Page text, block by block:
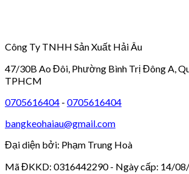
Công Ty TNHH Sản Xuất Hải Âu
47/30B Ao Đôi, Phường Bình Trị Đông A,
TPHCM
0705616404 - 0705616404
bangkeohaiau@gmail.com
Đại diện bởi: Phạm Trung Hoà
Mã ĐKKD: 0316442290 - Ngày cấp: 14/